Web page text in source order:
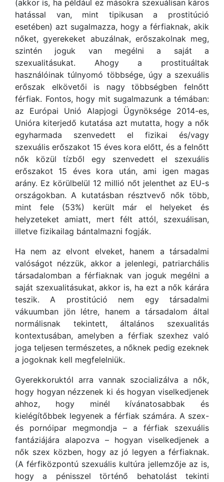
(akkor is, ha például ez másokra szexuálisan káros
hatással van, mint tipikusan a prostitúció
esetében) azt sugalmazza, hogy a férfiaknak, akik
nőket, gyerekeket abuzálnak, erőszakolnak meg,
szintén joguk van megélni a saját a
szexualitásukat. Ahogy a prostituáltak
használóinak túlnyomó többsége, úgy a szexuális
erőszak elkövetői is nagy többségben felnőtt
férfiak. Fontos, hogy mit sugalmazunk a témában:
az Európai Unió Alapjogi Ügynöksége 2014-es,
Unióra kiterjedő kutatása azt mutatta, hogy a nők
egyharmada szenvedett el fizikai és/vagy
szexuális erőszakot 15 éves kora előtt, és a felnőtt
nők közül tízből egy szenvedett el szexuális
erőszakot 15 éves kora után, ami igen magas
arány. Ez körülbelül 12 millió nőt jelenthet az EU-s
országokban. A kutatásban résztvevő nők több,
mint fele (53%) került már el helyeket és
helyzeteket amiatt, mert félt attól, szexuálisan,
illetve fizikailag bántalmazni fogják.
Ha nem az elvont elveket, hanem a társadalmi
valóságot nézzük, akkor a jelenlegi, patriarchális
társadalomban a férfiaknak van joguk megélni a
saját szexualitásukat, akkor is, ha ezt a nők kárára
teszik. A prostitúció nem egy társadalmi
vákuumban jön létre, hanem a társadalom által
normálisnak tekintett, általános szexualitás
kontextusában, amelyben a férfiak szexhez való
joga teljesen természetes, a nőknek pedig ezeknek
a jogoknak kell megfelelniük.
Gyerekkoruktól arra vannak szocializálva a nők,
hogy hogyan nézzenek ki és hogyan viselkedjenek
ahhoz, hogy minél kívánatosabbak és
kielégítőbbek legyenek a férfiak számára. A szex-
és pornóipar megmondja – a férfiak szexuális
fantáziájára alapozva – hogyan viselkedjenek a
nők szex közben, hogy az jó legyen a férfiaknak.
(A férfiközpontú szexuális kultúra jellemzője az is,
hogy a pénisszel történő behatolást tekinti